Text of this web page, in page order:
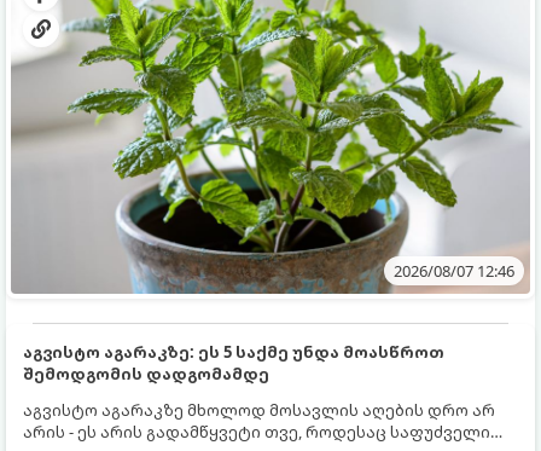
2026/08/07 12:46
აგვისტო აგარაკზე: ეს 5 საქმე უნდა მოასწროთ
შემოდგომის დადგომამდე
აგვისტო აგარაკზე მხოლოდ მოსავლის აღების დრო არ
არის - ეს არის გადამწყვეტი თვე, როდესაც საფუძველი